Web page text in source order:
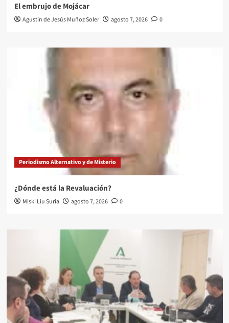
El embrujo de Mojácar
Agustín de Jesús Muñoz Soler agosto 7, 2026 0
Periodismo Alternativo y de Misterio
¿Dónde está la Revaluación?
Miski Liu Suria agosto 7, 2026 0